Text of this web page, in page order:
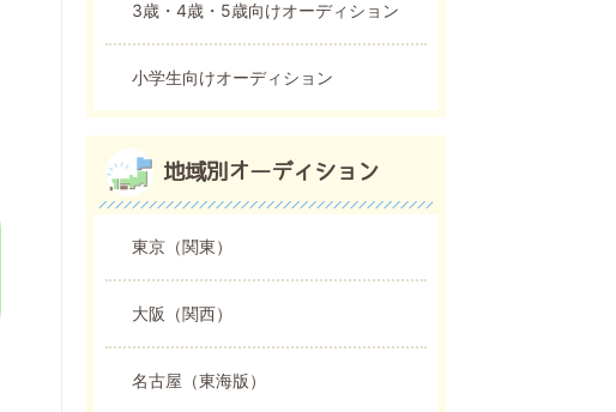
3歳・4歳・5歳向けオーディション
小学生向けオーディション
地域別オーディション
東京（関東）
大阪（関西）
名古屋（東海版）